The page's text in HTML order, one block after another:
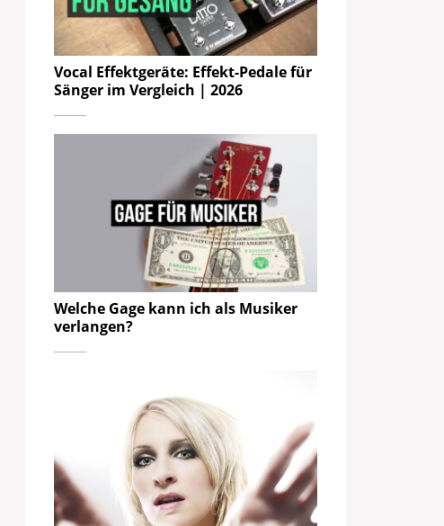
Vocal Effektgeräte: Effekt-Pedale für
Sänger im Vergleich | 2026
Welche Gage kann ich als Musiker
verlangen?